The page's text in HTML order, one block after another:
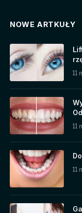
NOWE ARTKUŁY
11
11
11